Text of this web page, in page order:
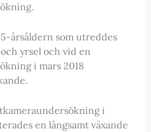
årsåldern som utreddes
yrsel och vid en
i mars 2018
i
en långsamt växande